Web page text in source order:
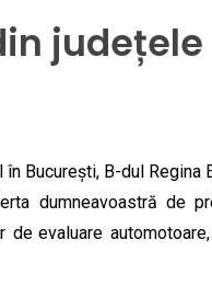
județele
în București, B-dul
dumneavoastră de
de evaluare